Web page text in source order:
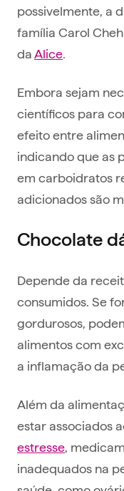
possivelmente, a
família Carol
daAlice.
Embora sejam
científicos para
efeito entre
indicando que as
em carboidratos
adicionados são
Chocolate
Depende da
consumidos. Se
gordurosos,
alimentos com
a inflamação da
Além da
estar associados
estresse,
inadequados na